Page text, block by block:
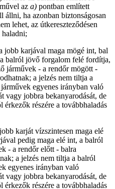
az a) pontban említett
állni, ha azonban biztonságosan
lehet, az útkereszteződésen
jobb karjával maga mögé int, bal
balról jövő forgalom felé fordítja,
járművek - a rendőr mögött -
a jelzés nem tiltja a
egyenes irányban való
vagy jobbra bekanyarodását, de
érkezők részére a továbbhaladás
karját vízszintesen maga elé
pedig maga elé int, a balról
- a rendőr előtt - balra
a jelzés nem tiltja a balról
egyenes irányban való
vagy jobbra bekanyarodását, de
érkezők részére a továbbhaladás